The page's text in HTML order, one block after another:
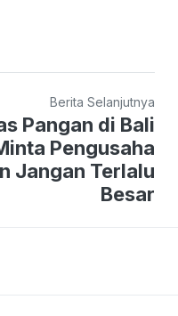
Berita Selanjutnya
Pangan di Bali
Pengusaha
Jangan Terlalu
Besar